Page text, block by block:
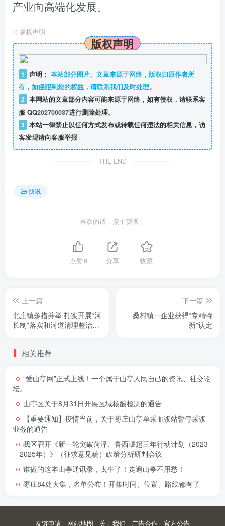
产业向高端化发展。
© 版权声明
版权声明
1 声明： 本站部分图片、文章来源于网络，版权归原作者所
有，如侵犯到您的权益，请联系我们及时处理。
2 本网站的文章部分内容可能来源于网络，如有侵权，请联系客
服 QQ202700037进行删除处理。
3 本站一律禁止以任何方式发布或转载任何违法的相关信息，访
客发现请向客服举报
THE END
快讯
喜欢的话，点个赞呗！
点赞6 分享 收藏
上一篇
北庄镇多措并举 扎实开展“河
长制”落实和河道清理整治工
下一篇
桑村镇一企业获得“专精特
新”认定
相关推荐
“爱山亭网”正式上线！一个属于山亭人民自己的资讯、社交论
坛。
山亭区关于8月31日开展区域核酸检测的通告
【重要通知】疫情当前，关于枣庄山亭单采血浆站暂停采浆
业务的通告
我区召开《新一轮突破菏泽、鲁西崛起三年行动计划（2023
—2025年）》（征求意见稿）政策分析研判会议
谁做的这本山亭通讯录，太牛了！走遍山亭不用愁！
枣庄84处大集，名单公布！开集时间、位置、路线都有了
友链申请 - 网站地图 - 关于我们 - 广告合作 - 官方公告